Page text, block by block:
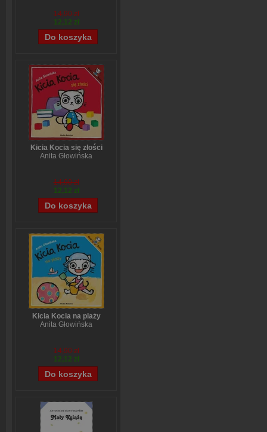
14,90 zł
12,12 zł
Kicia Kocia się złości
Anita Głowińska
14,90 zł
12,12 zł
Kicia Kocia na plaży
Anita Głowińska
14,90 zł
12,12 zł